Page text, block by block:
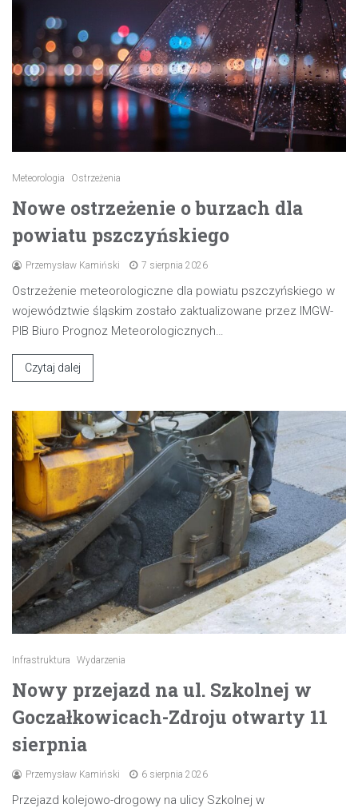
Meteorologia Ostrzeżenia
Nowe ostrzeżenie o burzach dla
powiatu pszczyńskiego
Przemysław Kamiński 7 sierpnia 2026
Ostrzeżenie meteorologiczne dla powiatu pszczyńskiego w
województwie śląskim zostało zaktualizowane przez IMGW-
PIB Biuro Prognoz Meteorologicznych…
Czytaj dalej
Infrastruktura Wydarzenia
Nowy przejazd na ul. Szkolnej w
Goczałkowicach-Zdroju otwarty 11
sierpnia
Przemysław Kamiński 6 sierpnia 2026
Przejazd kolejowo-drogowy na ulicy Szkolnej w